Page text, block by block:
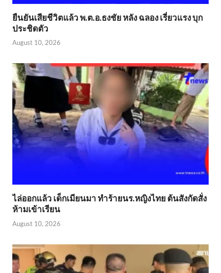
ยืนยันเสียชีวิตแล้ว พ.ต.อ.ธงชัย หลัง ฉลอง เรี่ยวแรง บุก
ประชิดตัว
August 10, 2026
ไล่ออกแล้ว เด็กเมียนมา ทำร้ายนร.หญิงไทย ต้นสังกัดสั่ง
ห้ามเข้าเรียน
August 10, 2026